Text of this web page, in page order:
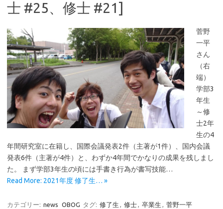
士 #25、修士 #21]
菅野
一平
さん
（右
端）
学部3
年生
～修
士2年
生の4
年間研究室に在籍し、国際会議発表2件（主著が1件）、国内会議
発表6件（主著が4件）と、わずか4年間でかなりの成果を残しまし
た。 まず学部3年生の頃には手書き行為が書写技能…
Read More: 2021年度 修了生… »
カテゴリー: news OBOG タグ: 修了生 , 修士, 卒業生 , 菅野一平